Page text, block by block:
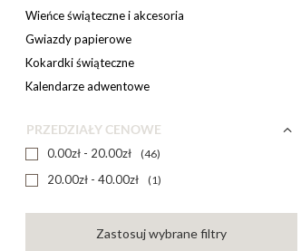
Wieńce świąteczne i akcesoria
Gwiazdy papierowe
Kokardki świąteczne
Kalendarze adwentowe
PRZEDZIAŁY CENOWE
0.00zł - 20.00zł 46
20.00zł - 40.00zł 1
Zastosuj wybrane filtry